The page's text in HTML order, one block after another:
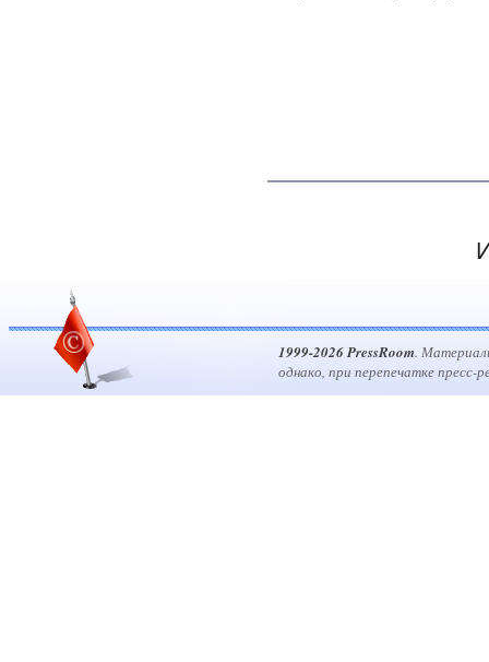
1999-2026 PressRoom.
однако, при перепечатке пресс-